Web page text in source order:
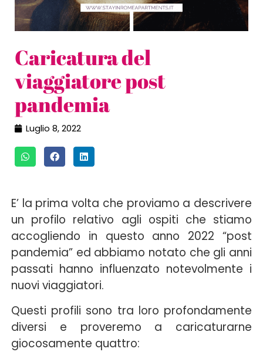
Caricatura del
viaggiatore post
pandemia
Luglio 8, 2022
E’ la prima volta che proviamo a descrivere
un profilo relativo agli ospiti che stiamo
accogliendo in questo anno 2022 “post
pandemia” ed abbiamo notato che gli anni
passati hanno influenzato notevolmente i
nuovi viaggiatori.
Questi profili sono tra loro profondamente
diversi e proveremo a caricaturarne
giocosamente quattro: